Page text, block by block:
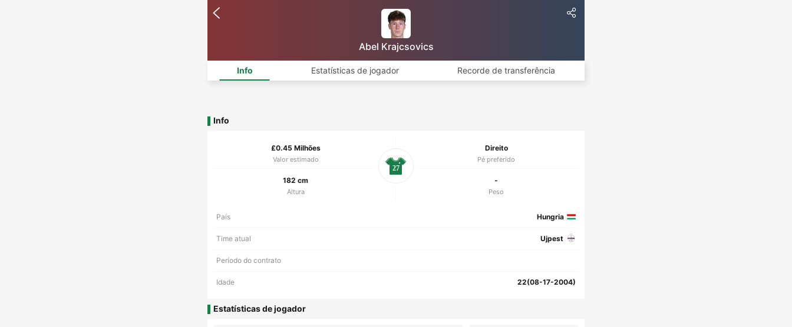
Abel Krajcsovics
Info Estatísticas de jogador Recorde de transferência
Info
£0.45 Milhões
Valor estimado
Direito
Pé preferido
182 cm
Altura
-
Peso
27
País Hungria
Time atual Ujpest
Período do contrato
Idade 22(08-17-2004)
Estatísticas de jogador